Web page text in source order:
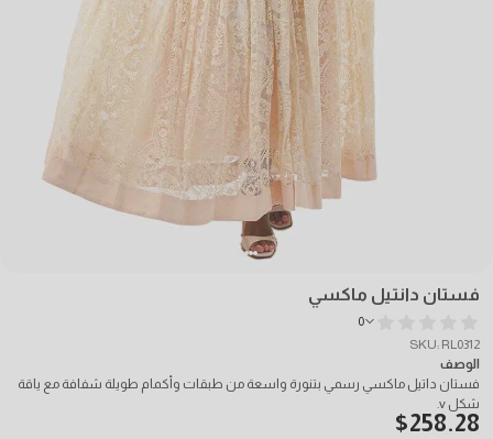
فستان دانتيل ماكسي
0
SKU: RL0312
الوصف
فستان داتيل ماكسي رسمي بتنورة واسعة من طبقات وأكمام طويلة شفافة مع ياقة
شكل v.
258.28
$